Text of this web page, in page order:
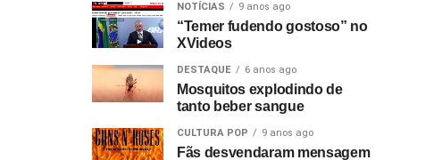
NOTÍCIAS 9 anos ago
“Temer fudendo gostoso” no
XVideos
DESTAQUE 6 anos ago
Mosquitos explodindo de
tanto beber sangue
CULTURA POP 9 anos ago
Fãs desvendaram mensagem